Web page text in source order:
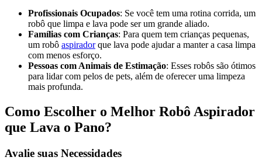
Profissionais Ocupados: Se você tem uma rotina corrida, um
robô que limpa e lava pode ser um grande aliado.
Famílias com Crianças: Para quem tem crianças pequenas,
um robô aspiradorque lava pode ajudar a manter a casa limpa
com menos esforço.
Pessoas com Animais de Estimação: Esses robôs são ótimos
para lidar com pelos de pets, além de oferecer uma limpeza
mais profunda.
Como Escolher o Melhor Robô Aspirador
que Lava o Pano?
Avalie suas Necessidades